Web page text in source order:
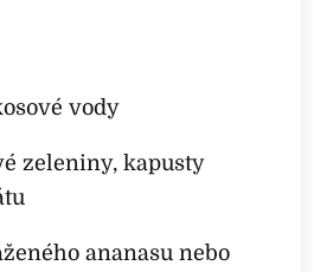
vody
zeleniny, kapusty
ananasu nebo